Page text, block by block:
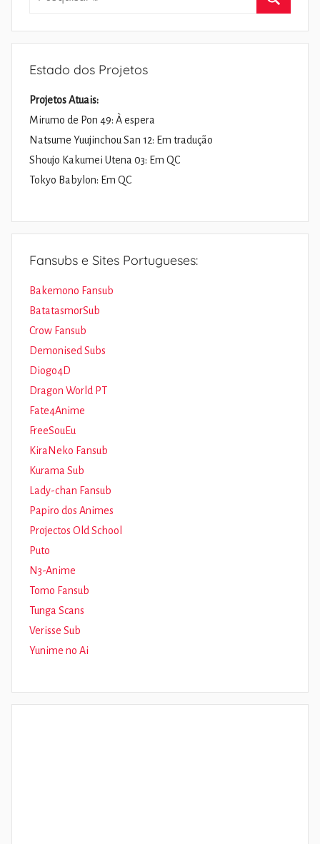
Estado dos Projetos
Projetos Atuais:
Mirumo de Pon 49: À espera
Natsume Yuujinchou San 12: Em tradução
Shoujo Kakumei Utena 03: Em QC
Tokyo Babylon: Em QC
Fansubs e Sites Portugueses:
Bakemono Fansub
BatatasmorSub
Crow Fansub
Demonised Subs
Diogo4D
Dragon World PT
Fate4Anime
FreeSouEu
KiraNeko Fansub
Kurama Sub
Lady-chan Fansub
Papiro dos Animes
Projectos Old School
Puto
N3-Anime
Tomo Fansub
Tunga Scans
Verisse Sub
Yunime no Ai